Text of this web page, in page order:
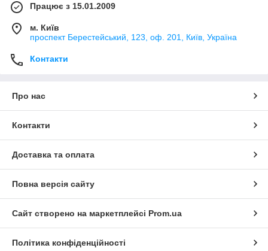
Працює з 15.01.2009
м. Київ
проспект Берестейський, 123, оф. 201, Київ, Україна
Контакти
Про нас
Контакти
Доставка та оплата
Повна версія сайту
Сайт створено на маркетплейсі Prom.ua
Політика конфіденційності